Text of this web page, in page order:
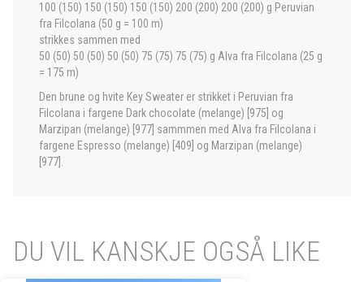
100 (150) 150 (150) 150 (150) 200 (200) 200 (200) g Peruvian
fra Filcolana (50 g = 100 m)
strikkes sammen med
50 (50) 50 (50) 50 (50) 75 (75) 75 (75) g Alva fra Filcolana (25 g
= 175 m)
Den brune og hvite Key Sweater er strikket i Peruvian fra
Filcolana i fargene Dark chocolate (melange) [975] og
Marzipan (melange) [977] sammmen med Alva fra Filcolana i
fargene Espresso (melange) [409] og Marzipan (melange)
[977].
DU VIL KANSKJE OGSÅ LIKE